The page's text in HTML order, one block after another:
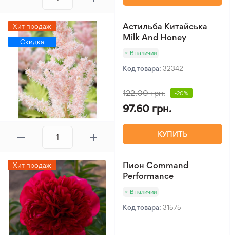
Хит продаж
Скидка
Астильба Китайська
Milk And Honey
В наличии
Код товара: 32342
122.00 грн. -20%
97.60 грн.
КУПИТЬ
Хит продаж
Пион Command
Performance
В наличии
Код товара: 31575